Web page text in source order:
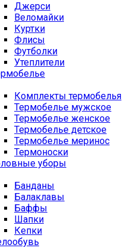
Джерси
Веломайки
Куртки
Флисы
Футболки
Утеплители
Комплекты термобелья
Термобелье мужское
Термобелье женское
Термобелье детское
Термобелье меринос
Термоноски
уборы
Банданы
Балаклавы
Баффы
Шапки
Кепки